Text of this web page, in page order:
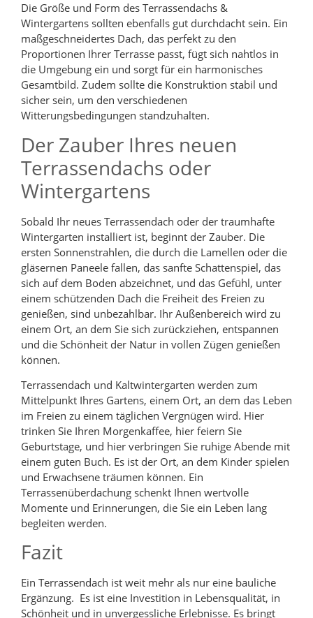
Die Größe und Form des Terrassendachs &
Wintergartens sollten ebenfalls gut durchdacht sein. Ein
maßgeschneidertes Dach, das perfekt zu den
Proportionen Ihrer Terrasse passt, fügt sich nahtlos in
die Umgebung ein und sorgt für ein harmonisches
Gesamtbild. Zudem sollte die Konstruktion stabil und
sicher sein, um den verschiedenen
Witterungsbedingungen standzuhalten.
Der Zauber Ihres neuen
Terrassendachs oder
Wintergartens
Sobald Ihr neues Terrassendach oder der traumhafte
Wintergarten installiert ist, beginnt der Zauber. Die
ersten Sonnenstrahlen, die durch die Lamellen oder die
gläsernen Paneele fallen, das sanfte Schattenspiel, das
sich auf dem Boden abzeichnet, und das Gefühl, unter
einem schützenden Dach die Freiheit des Freien zu
genießen, sind unbezahlbar. Ihr Außenbereich wird zu
einem Ort, an dem Sie sich zurückziehen, entspannen
und die Schönheit der Natur in vollen Zügen genießen
können.
Terrassendach und Kaltwintergarten werden zum
Mittelpunkt Ihres Gartens, einem Ort, an dem das Leben
im Freien zu einem täglichen Vergnügen wird. Hier
trinken Sie Ihren Morgenkaffee, hier feiern Sie
Geburtstage, und hier verbringen Sie ruhige Abende mit
einem guten Buch. Es ist der Ort, an dem Kinder spielen
und Erwachsene träumen können. Ein
Terrassenüberdachung schenkt Ihnen wertvolle
Momente und Erinnerungen, die Sie ein Leben lang
begleiten werden.
Fazit
Ein Terrassendach ist weit mehr als nur eine bauliche
Ergänzung. Es ist eine Investition in Lebensqualität, in
Schönheit und in unvergessliche Erlebnisse. Es bringt